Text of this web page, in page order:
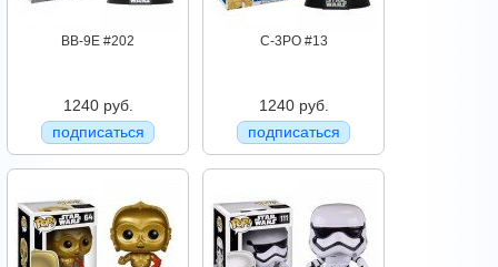
BB-9E #202
1240 руб.
подписаться
C-3PO #13
1240 руб.
подписаться